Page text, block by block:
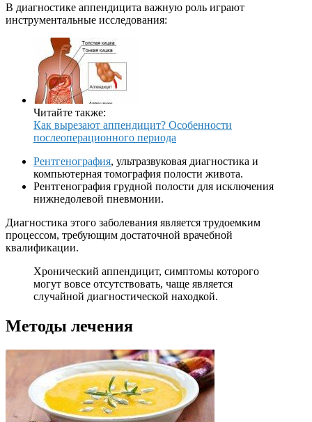
В диагностике аппендицита важную роль играют
инструментальные исследования:
Читайте также:
Как вырезают аппендицит? Особенности
послеоперационного периода
Рентгенография, ультразвуковая диагностика и
компьютерная томография полости живота.
Рентгенография грудной полости для исключения
нижнедолевой пневмонии.
Диагностика этого заболевания является трудоемким
процессом, требующим достаточной врачебной
квалификации.
Хронический аппендицит, симптомы которого
могут вовсе отсутствовать, чаще является
случайной диагностической находкой.
Методы лечения